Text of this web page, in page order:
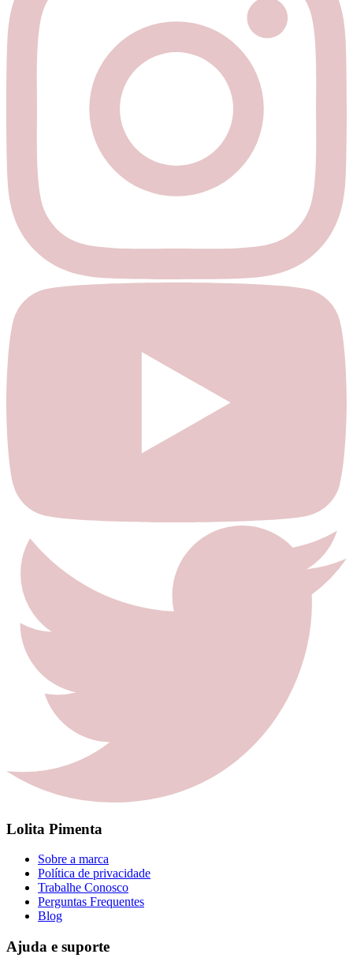
Lolita Pimenta
Sobre a marca
Política de privacidade
Trabalhe Conosco
Perguntas Frequentes
Blog
Ajuda e suporte